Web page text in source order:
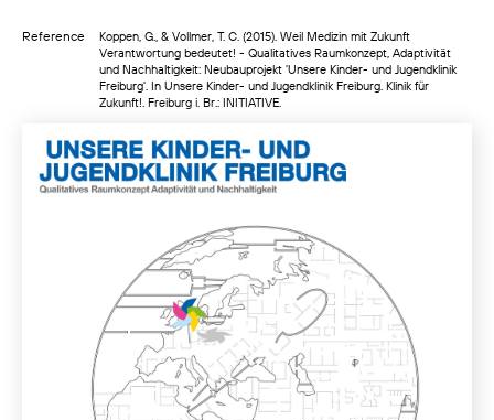
Reference
Koppen, G., & Vollmer, T. C. (2015). Weil Medizin mit Zukunft
Verantwortung bedeutet! - Qualitatives Raumkonzept, Adaptivität
und Nachhaltigkeit: Neubauprojekt 'Unsere Kinder- und Jugendklinik
Freiburg'. In Unsere Kinder- und Jugendklinik Freiburg. Klinik für
Zukunft!. Freiburg i. Br.: INITIATIVE.